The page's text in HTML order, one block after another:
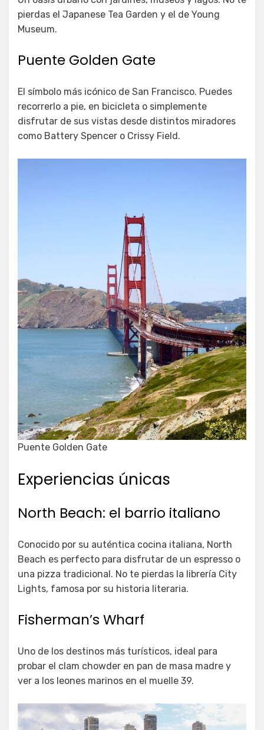
pierdas el Japanese Tea Garden y el de Young
Museum.
Puente Golden Gate
El símbolo más icónico de San Francisco. Puedes
recorrerlo a pie, en bicicleta o simplemente
disfrutar de sus vistas desde distintos miradores
como Battery Spencer o Crissy Field.
Puente Golden Gate
Experiencias únicas
North Beach: el barrio italiano
Conocido por su auténtica cocina italiana, North
Beach es perfecto para disfrutar de un espresso o
una pizza tradicional. No te pierdas la librería City
Lights, famosa por su historia literaria.
Fisherman’s Wharf
Uno de los destinos más turísticos, ideal para
probar el clam chowder en pan de masa madre y
ver a los leones marinos en el muelle 39.